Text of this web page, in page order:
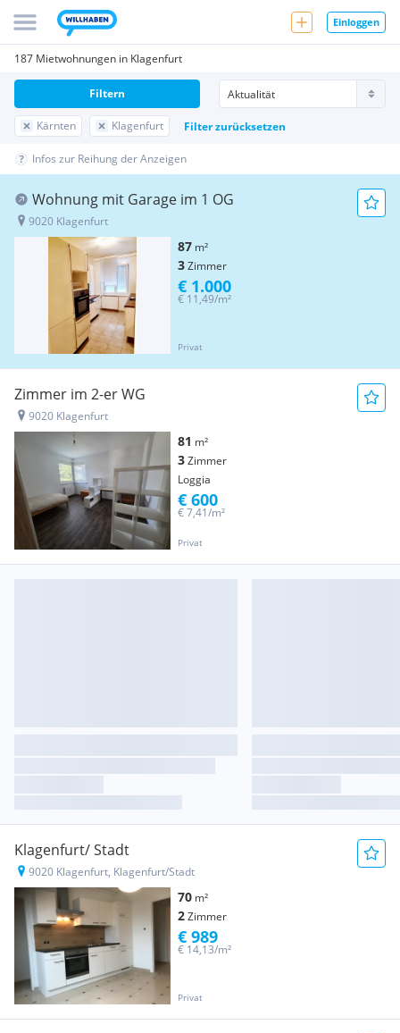
Einloggen
187 Mietwohnungen in Klagenfurt
Kärnten Klagenfurt Filter zurücksetzen
Filtern
Infos zur Reihung der Anzeigen
Wohnung mit Garage im 1 OG
9020 Klagenfurt
87 m²
3Zimmer
Privat
€ 11,49/m²
€ 1.000
Zimmer im 2-er WG
9020 Klagenfurt
81 m²
3Zimmer
Loggia
Privat
€ 7,41/m²
€ 600
Klagenfurt/ Stadt
9020 Klagenfurt, Klagenfurt/Stadt
70 m²
2Zimmer
Privat
€ 14,13/m²
€ 989